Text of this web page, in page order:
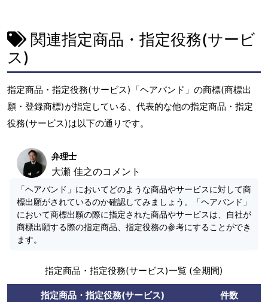
関連指定商品・指定役務(サービ
ス)
指定商品・指定役務(サービス)「ヘアバンド」の商標(商標出
願・登録商標)が指定している、代表的な他の指定商品・指定
役務(サービス)は以下の通りです。
弁理士
大瀬 佳之のコメント
「ヘアバンド」においてどのような商品やサービスに対して商
標出願がされているのか確認してみましょう。「ヘアバンド」
において商標出願の際に指定された商品やサービスは、自社が
商標出願する際の指定商品、指定役務の参考にすることができ
ます。
指定商品・指定役務(サービス)一覧 (全期間)
指定商品・指定役務(サービス) 件数